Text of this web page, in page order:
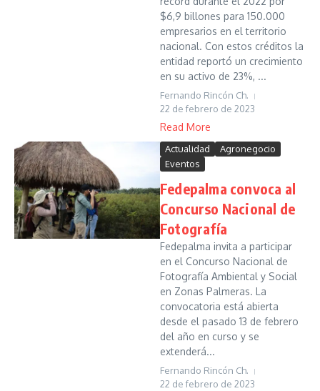
$6,9 billones para 150.000
empresarios en el territorio
nacional. Con estos créditos la
entidad reportó un crecimiento
en su activo de 23%, ...
Fernando Rincón Ch.
22 de febrero de 2023
Read More
Actualidad
Agronegocio
Eventos
Fedepalma convoca al
Concurso Nacional de
Fotografía
Fedepalma invita a participar
en el Concurso Nacional de
Fotografía Ambiental y Social
en Zonas Palmeras. La
convocatoria está abierta
desde el pasado 13 de febrero
del año en curso y se
extenderá...
Fernando Rincón Ch.
22 de febrero de 2023